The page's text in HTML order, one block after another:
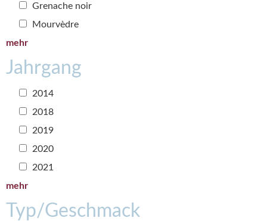
Grenache noir
Mourvèdre
mehr
Jahrgang
2014
2018
2019
2020
2021
mehr
Typ/Geschmack